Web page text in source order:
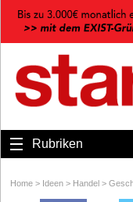
Rubriken
Home > Ideen > Handel >